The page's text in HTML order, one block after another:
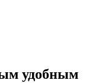
удобным